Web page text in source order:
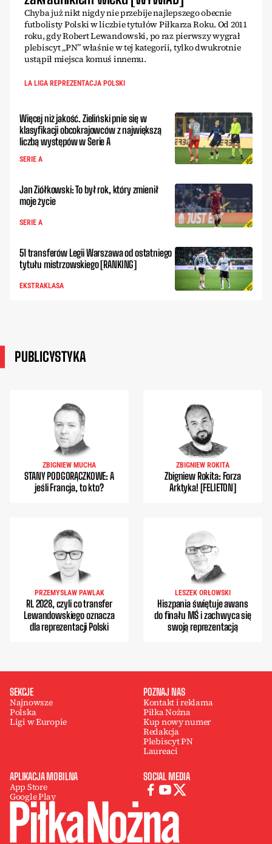
Chyba już nikt nigdy nie przebije najlepszego obecnie
futbolisty Polski w liczbie tytułów Piłkarza Roku. Od 2011
roku, gdy Robert Lewandowski, po raz pierwszy wygrał
plebiscyt „PN” właśnie w tej kategorii, tylko dwukrotnie
ustąpił miejsca komuś innemu.
LA LIGA REPREZENTACJA POLSKI
Więcej niż jakość. Zieliński pnie się w
klasyfikacji obcokrajowców z największą
liczbą występów w Serie A
SERIE A
Jan Ziółkowski: To był rok, który zmienił
moje życie
SERIE A
51 transferów Legii Warszawa od ostatniego
tytułu mistrzowskiego [RANKING]
EKSTRAKLASA
PUBLICYSTYKA
ZBIGNIEW MUCHA
STANY PODGORĄCZKOWE: A
jeśli Francja, to kto?
ZBIGNIEW ROKITA
Zbigniew Rokita: Forza
Arktyka! [FELIETON]
PRZEMYSŁAW PAWLAK
RL 2028, czyli co transfer
Lewandowskiego oznacza
dla reprezentacji Polski
LESZEK ORŁOWSKI
Hiszpania świętuje awans
do finału MŚ i zachwyca się
swoją reprezentacją
SEKCJE
Najnowsze
Polska
Ligi w Europie
POZNAJ NAS
Kontakt i reklama
Piłka Nożna
Kup nowy numer
Redakcja
Plebiscyt PN
Laureaci
APLIKACJA MOBILNA
App Store
Google Play
SOCIAL MEDIA